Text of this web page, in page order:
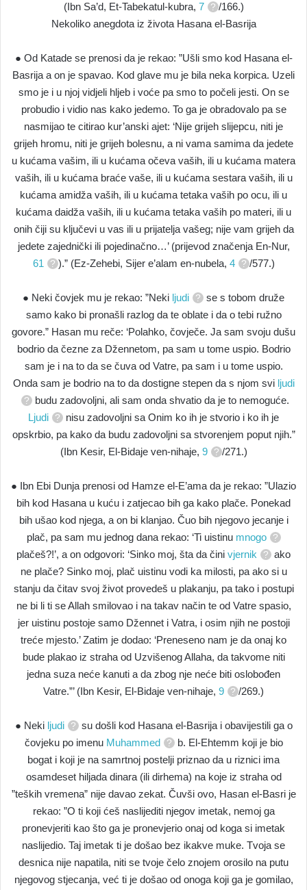
(Ibn Sa’d, Et-Tabekatul-kubra, 7
/166.)
Nekoliko anegdota iz života Hasana el-Basrija
● Od Katade se prenosi da je rekao: ”Ušli smo kod Hasana el-
Basrija a on je spavao. Kod glave mu je bila neka korpica. Uzeli
smo je i u njoj vidjeli hljeb i voće pa smo to počeli jesti. On se
probudio i vidio nas kako jedemo. To ga je obradovalo pa se
nasmijao te citirao kur’anski ajet: ‘Nije grijeh slijepcu, niti je
grijeh hromu, niti je grijeh bolesnu, a ni vama samima da jedete
u kućama vašim, ili u kućama očeva vaših, ili u kućama matera
vaših, ili u kućama braće vaše, ili u kućama sestara vaših, ili u
kućama amidža vaših, ili u kućama tetaka vaših po ocu, ili u
kućama daidža vaših, ili u kućama tetaka vaših po materi, ili u
onih čiji su ključevi u vas ili u prijatelja vašeg; nije vam grijeh da
jedete zajednički ili pojedinačno…’ (prijevod značenja En-Nur,
61
).” (Ez-Zehebi, Sijer e’alam en-nubela, 4 /577.)
● Neki čovjek mu je rekao: ”Neki ljudi
se s tobom druže
samo kako bi pronašli razlog da te oblate i da o tebi ružno
govore.” Hasan mu reče: ‘Polahko, čovječe. Ja sam svoju dušu
bodrio da čezne za Džennetom, pa sam u tome uspio. Bodrio
sam je i na to da se čuva od Vatre, pa sam i u tome uspio.
Onda sam je bodrio na to da dostigne stepen da s njom svi ljudi
budu zadovoljni, ali sam onda shvatio da je to nemoguće.
Ljudi
nisu zadovoljni sa Onim ko ih je stvorio i ko ih je
opskrbio, pa kako da budu zadovoljni sa stvorenjem poput njih.”
(Ibn Kesir, El-Bidaje ven-nihaje, 9 /271.)
● Ibn Ebi Dunja prenosi od Hamze el-E’ama da je rekao: ”Ulazio
bih kod Hasana u kuću i zatjecao bih ga kako plače. Ponekad
bih ušao kod njega, a on bi klanjao. Čuo bih njegovo jecanje i
plač, pa sam mu jednog dana rekao: ‘Ti uistinu mnogo
plačeš?!’, a on odgovori: ‘Sinko moj, šta da čini vjernik
ako
ne plače? Sinko moj, plač uistinu vodi ka milosti, pa ako si u
stanju da čitav svoj život provedeš u plakanju, pa tako i postupi
ne bi li ti se Allah smilovao i na takav način te od Vatre spasio,
jer uistinu postoje samo Džennet i Vatra, i osim njih ne postoji
treće mjesto.’ Zatim je dodao: ‘Preneseno nam je da onaj ko
bude plakao iz straha od Uzvišenog Allaha, da takvome niti
jedna suza neće kanuti a da zbog nje neće biti oslobođen
Vatre.”’ (Ibn Kesir, El-Bidaje ven-nihaje, 9 /269.)
● Neki ljudi
su došli kod Hasana el-Basrija i obavijestili ga o
čovjeku po imenu Muhammed
b. El-Ehtemm koji je bio
bogat i koji je na samrtnoj postelji priznao da u riznici ima
osamdeset hiljada dinara (ili dirhema) na koje iz straha od
”teških vremena” nije davao zekat. Čuvši ovo, Hasan el-Basri je
rekao: ”O ti koji ćeš naslijediti njegov imetak, nemoj ga
pronevjeriti kao što ga je pronevjerio onaj od koga si imetak
naslijedio. Taj imetak ti je došao bez ikakve muke. Tvoja se
desnica nije napatila, niti se tvoje čelo znojem orosilo na putu
njegovog stjecanja, već ti je došao od onoga koji ga je gomilao,